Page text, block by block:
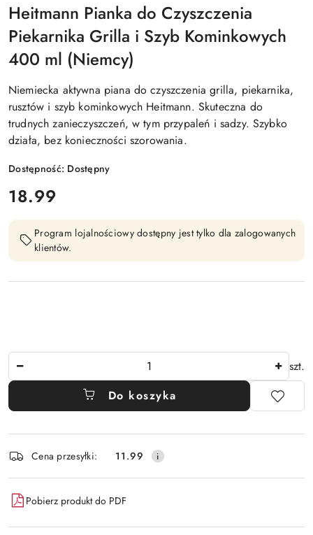
Heitmann Pianka do Czyszczenia
Piekarnika Grilla i Szyb Kominkowych
400 ml (Niemcy)
Niemiecka aktywna piana do czyszczenia grilla, piekarnika,
rusztów i szyb kominkowych Heitmann. Skuteczna do
trudnych zanieczyszczeń, w tym przypaleń i sadzy. Szybko
działa, bez konieczności szorowania.
Dostępność: Dostępny
cena:
18.99
Program lojalnościowy dostępny jest tylko dla zalogowanych
klientów.
szt.
Do koszyka
i
dostawa
Cena przesyłki: 11.99
Pobierz produkt do PDF